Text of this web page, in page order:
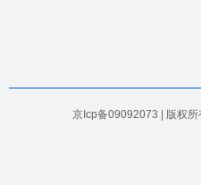
京Icp备09092073 | 版权